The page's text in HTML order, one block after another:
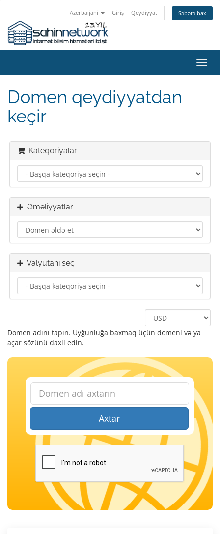
Azerbaijani Giriş Qeydiyyat Səbətə bax
keçid
Domen qeydiyyatdan
keçir
Kateqoriyalar
Əməliyyatlar
Valyutanı seç
Domen adını tapın. Uyğunluğa baxmaq üçün domeni və ya
açar sözünü daxil edin.
Axtar